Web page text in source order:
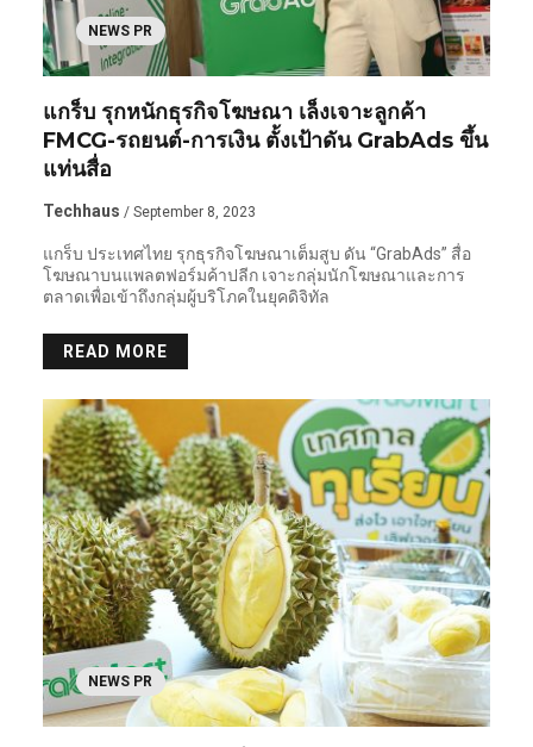
NEWS PR
แกร็บ รุกหนักธุรกิจโฆษณา เล็งเจาะลูกค้า
FMCG-รถยนต์-การเงิน ตั้งเป้าดัน GrabAds ขึ้น
แท่นสื่อ
Techhaus / September 8, 2023
แกร็บ ประเทศไทย รุกธุรกิจโฆษณาเต็มสูบ ดัน “GrabAds” สื่อ
โฆษณาบนแพลตฟอร์มค้าปลีก เจาะกลุ่มนักโฆษณาและการ
ตลาดเพื่อเข้าถึงกลุ่มผู้บริโภคในยุคดิจิทัล
READ MORE
NEWS PR